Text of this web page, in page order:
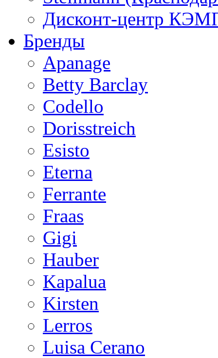
Дисконт-центр
Бренды
Apanage
Betty Barclay
Codello
Dorisstreich
Esisto
Eterna
Ferrante
Fraas
Gigi
Hauber
Kapalua
Kirsten
Lerros
Luisa Cerano